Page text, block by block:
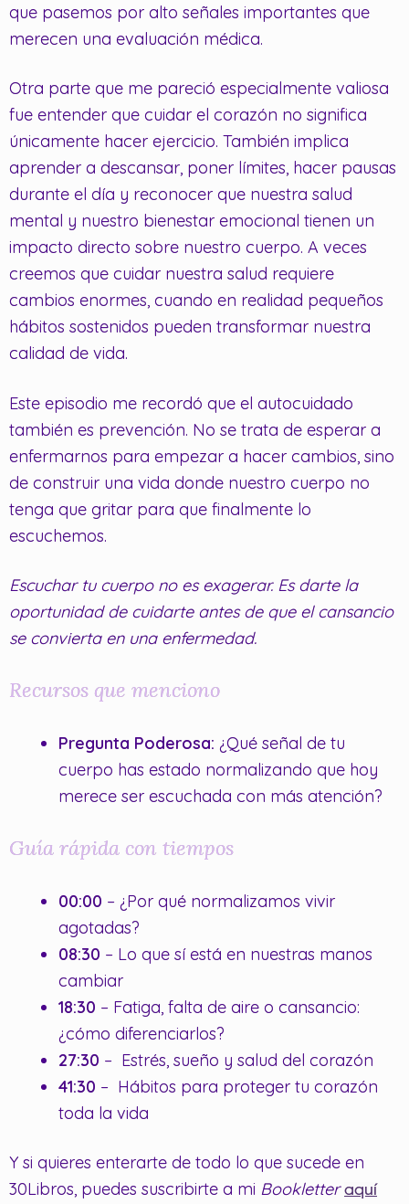
que pasemos por alto señales importantes que
merecen una evaluación médica.
Otra parte que me pareció especialmente valiosa
fue entender que cuidar el corazón no significa
únicamente hacer ejercicio. También implica
aprender a descansar, poner límites, hacer pausas
durante el día y reconocer que nuestra salud
mental y nuestro bienestar emocional tienen un
impacto directo sobre nuestro cuerpo. A veces
creemos que cuidar nuestra salud requiere
cambios enormes, cuando en realidad pequeños
hábitos sostenidos pueden transformar nuestra
calidad de vida.
Este episodio me recordó que el autocuidado
también es prevención. No se trata de esperar a
enfermarnos para empezar a hacer cambios, sino
de construir una vida donde nuestro cuerpo no
tenga que gritar para que finalmente lo
escuchemos.
Escuchar tu cuerpo no es exagerar. Es darte la
oportunidad de cuidarte antes de que el cansancio
se convierta en una enfermedad.
Recursos que menciono
Pregunta Poderosa: ¿Qué señal de tu
cuerpo has estado normalizando que hoy
merece ser escuchada con más atención?
Guía rápida con tiempos
00:00 – ¿Por qué normalizamos vivir
agotadas?
08:30 – Lo que sí está en nuestras manos
cambiar
18:30 – Fatiga, falta de aire o cansancio:
¿cómo diferenciarlos?
27:30 – Estrés, sueño y salud del corazón
41:30 – Hábitos para proteger tu corazón
toda la vida
Y si quieres enterarte de todo lo que sucede en
30Libros, puedes suscribirte a mi Bookletter aquí